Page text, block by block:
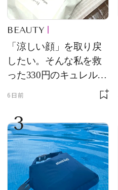
BEAUTY
「涼しい顔」を取り戻
したい。そんな私を救
った330円のキュレル名
6日前
3